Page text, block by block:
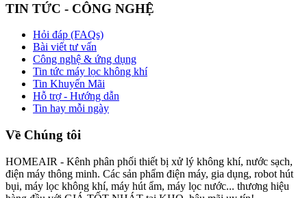
TIN TỨC - CÔNG NGHỆ
Hỏi đáp (FAQs)
Bài viết tư vấn
Công nghệ & ứng dụng
Tin tức máy lọc không khí
Tin Khuyến Mãi
Hỗ trợ - Hướng dẫn
Tin hay mỗi ngày
Về Chúng tôi
HOMEAIR - Kênh phân phối thiết bị xử lý không khí, nước sạch,
điện máy thông minh. Các sản phẩm điện máy, gia dụng, robot hút
bụi, máy lọc không khí, máy hút ẩm, máy lọc nước... thương hiệu